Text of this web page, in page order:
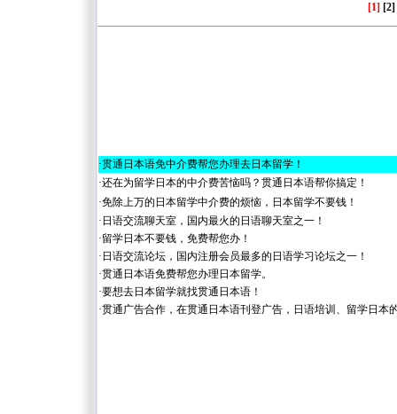
[1] [2]
·贯通日本语免中介费帮您办理去日本留学！
·还在为留学日本的中介费苦恼吗？贯通日本语帮你搞定！
·免除上万的日本留学中介费的烦恼，日本留学不要钱！
· 日语交流聊天室，国内最火的日语聊天室之一！
·留学日本不要钱，免费帮您办！
· 日语交流论坛，国内注册会员最多的日语学习论坛之一！
·贯通日本语免费帮您办理日本留学。
·要想去日本留学就找贯通日本语！
·贯通广告合作，在贯通日本语刊登广告，日语培训、留学日本